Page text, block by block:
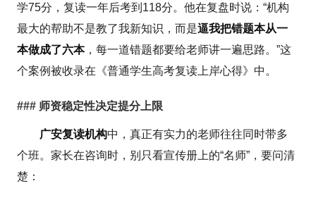
学75分，复读一年后考到118分。他在复盘时说：“机构
最大的帮助不是教了我新知识，而是逼我把错题本从一
本做成了六本，每一道错题都要给老师讲一遍思路。”这
个案例被收录在《普通学生高考复读上岸心得》中。
### 师资稳定性决定提分上限
广安复读机构中，真正有实力的老师往往同时带多
个班。家长在咨询时，别只看宣传册上的“名师”，要问清
楚：